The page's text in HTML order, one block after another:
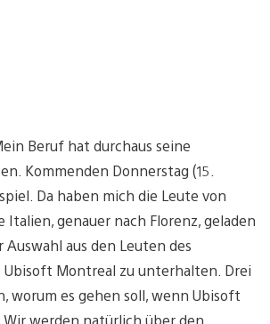
Beruf hat durchaus seine
Kommenden Donnerstag (15.
Da haben mich die Leute von
Italien, genauer nach Florenz, geladen
aus den Leuten des
Montreal zu unterhalten. Drei
worum es gehen soll, wenn Ubisoft
Wir werden natürlich über den